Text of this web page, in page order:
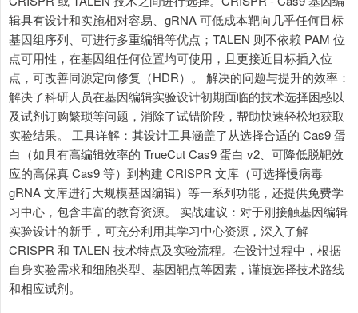
辑具有设计和实施相对容易、gRNA 可低成本靶向几乎任何目标
基因组序列、可进行多重编辑等优点；TALEN 则不依赖 PAM 位
点可用性，在基因组任何位置均可使用，且更接近目标插入位
点，可改善同源定向修复（HDR）。 解决的问题与提升的效率：
解决了科研人员在基因编辑实验设计初期面临的技术选择困惑以
及试剂订购繁琐等问题，消除了试错阶段，帮助快速轻松地获取
实验结果。 工具详解：其设计工具涵盖了从选择合适的 Cas9 蛋
白（如具有高编辑效率的 TrueCut Cas9 蛋白 v2、可降低脱靶效
应的高保真 Cas9 等）到构建 CRISPR 文库（可选择慢病毒
gRNA 文库进行大规模基因编辑）等一系列功能，还提供免费学
习中心，包含丰富的教育资源。 实战建议：对于刚接触基因编辑
实验设计的新手，可充分利用其学习中心资源，深入了解
CRISPR 和 TALEN 技术特点及实验流程。在设计过程中，根据
自身实验需求和细胞类型、基因靶点等因素，谨慎选择技术路线
和相应试剂。